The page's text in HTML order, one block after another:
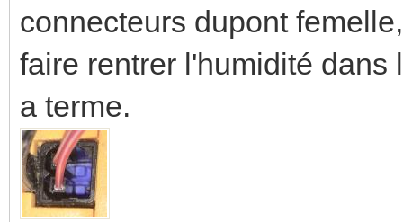
connecteurs dupont
faire rentrer l'humidité
a terme.